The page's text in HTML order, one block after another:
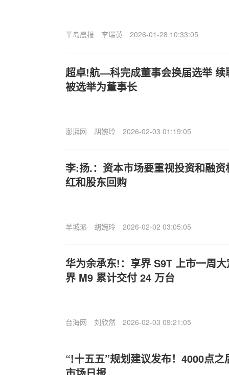
半岛晨报 李瑞英 2026-01-28 10:33:05
超卓!航—科完成董事会换届选举 续
被选举为董事长
澎湃网 胡婉玲 2026-02-03 01:19:05
李:扬.：资本市场要重视投资和融
红和股东回购
羊城派 胡婉玲 2026-02-02 03:05:05
华为余承东!：享界 S9T 上市一周
界 M9 累计交付 24 万台
台海网 刘欣然 2026-02-03 09:21:05
“!十五五”规划建议发布！4000点